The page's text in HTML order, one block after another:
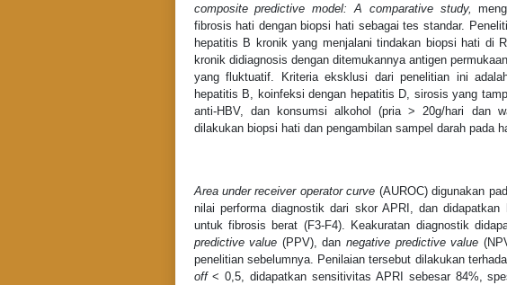
composite predictive model: A comparative study,
fibrosis hati dengan biopsi hati sebagai tes standar.
hepatitis B kronik yang menjalani tindakan biopsi hati di
kronik didiagnosis dengan ditemukannya antigen
yang fluktuatif. Kriteria eksklusi dari penelitian ini
hepatitis B, koinfeksi dengan hepatitis D, sirosis yang
anti-HBV, dan konsumsi alkohol (pria > 20g/hari dan
dilakukan biopsi hati dan pengambilan sampel darah pada
Area under receiver operator curve (AUROC) digunakan
nilai performa diagnostik dari skor APRI, dan
untuk fibrosis berat (F3-F4). Keakuratan diagnostik
predictive value (PPV), dan negative predictive value
penelitian sebelumnya. Penilaian tersebut dilakukan
off< 0,5, didapatkan sensitivitas APRI sebesar 84%,